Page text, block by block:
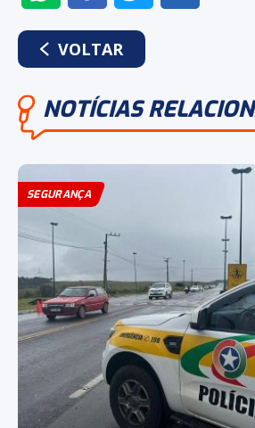
NO
WHATSAPP
NO
FACEBOOK
NO
VOLTAR
NOTÍCIAS
SEGURANÇA